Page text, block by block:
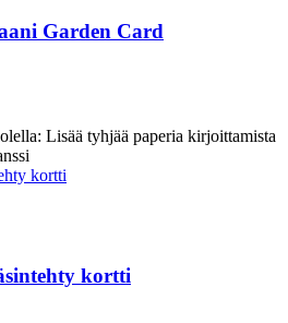
Garden Card
Lisää tyhjää paperia kirjoittamista
kortti